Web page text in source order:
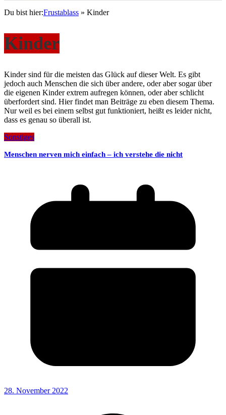
Du bist hier:Frustablass » Kinder
Kinder
Kinder sind für die meisten das Glück auf dieser Welt. Es gibt
jedoch auch Menschen die sich über andere, oder aber sogar über
die eigenen Kinder extrem aufregen können, oder aber schlicht
überfordert sind. Hier findet man Beiträge zu eben diesem Thema.
Nur weil es bei einem selbst gut funktioniert, heißt es leider nicht,
dass es genau so überall ist.
Sonstiges
Menschen nerven mich einfach – ich verstehe die nicht
28. November 2022